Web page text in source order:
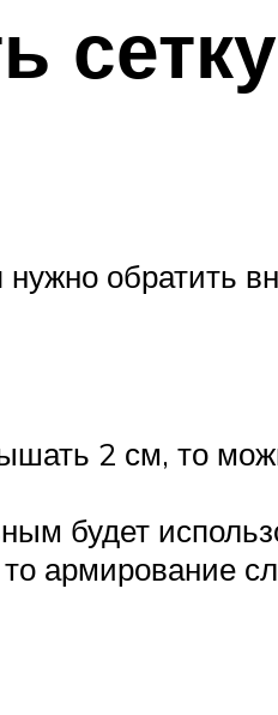
обратить
2 см, то
будет
армирование